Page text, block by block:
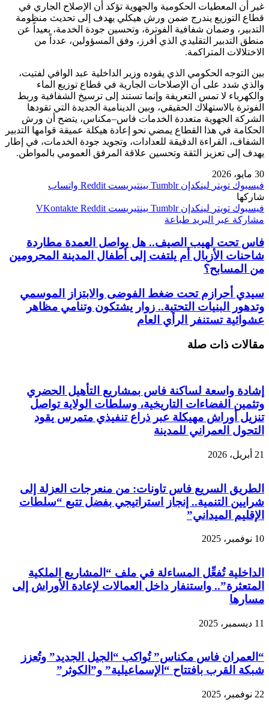
غير أن المعطيات الحكومية والجهوية تؤكد أن الإصلاح الجاري في
قطاع التوزيع يندرج ضمن ورش هيكلي يهدف إلى تحديث منظومة
التدبير، وضمان شفافية الفوترة، وتحسين جودة الخدمة، بعيداً عن
منطق التدبير التقليدي الذي أفرز، وفق المسؤولين، عدداً من
الاختلالات المتراكمة.
بين التوجه الحكومي الذي يقوده وزير الداخلية عبد الوافي لفتيت،
والذي شدد على أن الإصلاحات الجارية في قطاع توزيع الماء
والكهرباء لا تمس التعريفة وإنما تستند إلى ترسيخ الشفافية وربط
الفوترة بالاستهلاك الحقيقي، وبين الدينامية الجديدة التي تقودها
الشركة الجهوية متعددة الخدمات فاس–مكناس، يتضح أن ورش
الحكامة في هذا القطاع يمضي نحو إعادة هيكلة عميقة قوامها التدبير
الشفاف، القراءة الدقيقة للعدادات، وتجويد جودة الخدمات، في إطار
يهدف إلى تعزيز الثقة وتحسين علاقة المرفق العمومي بالمواطن.
30 مايو، 2026
فيسبوك تويتر لينكدإن بينتيريست
واتساب
شاركها
فيسبوك تويتر لينكدإن بينتيريست
مشاركة عبر البريد طباعة
فاس تحت لهيب الصيف.. هل يواصل العمدة مطاردة
شاحنات الأزبال أم يلتفت إلى أطفال المدينة المحرومين
من المسابح؟
سيدي أحرازم تحت ضغط الفوضى والابتزاز الموسمي
وتدهور البنيات التحتية.. زوار يشتكون وتنامي مظاهر
عشوائية تستنفر الرأي العام
مقالات ذات صلة
إشادة واسعة لساكنة فاس بمشاريع التأهيل الحضري
وتثمين الفضاءات التاريخية، وسلطات الولاية تواصل
تنزيل أوراش مهيكلة عبر ذراع تنفيذي متمرس يقود
التحول العمراني للمدينة
21 أبريل، 2026
الطريق السريع فاس تاونات: من منعرجات العزلة إلى
شرايين التنمية.. إنجاز استراتيجي بفضل تتبع “سلطات
الإقليم الميداني”
10 نوفمبر، 2025
الداخلية تُفعِّل المساءلة في ملف “المشاريع الملكية
المتعثرة”.. واستنفار داخل العمالات لإعادة الأوراش إلى
مسارها
11 ديسمبر، 2025
“العمران فاس مكناس” تُواكب “الجيل الجديد” وتُعزز
شبكة القرب بافتتاح “الإسماعيلية” و”الكوثر”
22 نوفمبر، 2025